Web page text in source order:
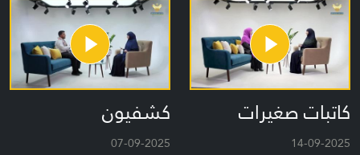
كاتبات صغيرات
14-09-2025
كشفيون
07-09-2025